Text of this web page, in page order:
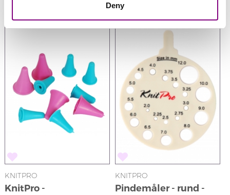
Deny
KNITPRO
KnitPro -
KNITPRO
Pindemåler - rund -